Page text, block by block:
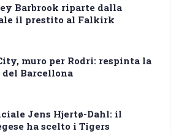
Barbrook riparte dalla
il prestito al Falkirk
muro per Rodri: respinta la
Barcellona
Jens Hjertø-Dahl: il
ha scelto i Tigers